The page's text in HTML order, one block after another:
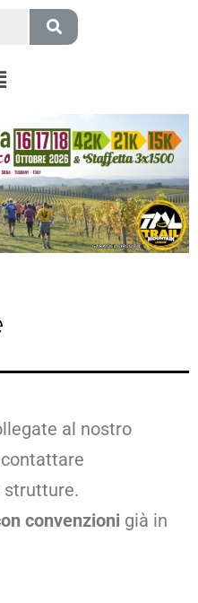
al nostro
strutture.
convenzioni già in